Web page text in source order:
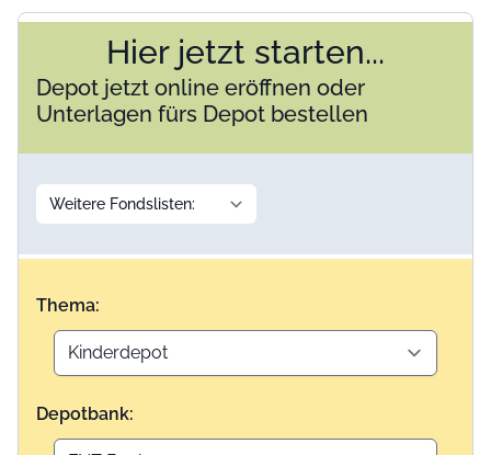
Hier jetzt starten...
Depot jetzt online eröffnen oder
Unterlagen fürs Depot bestellen
Thema:
Depotbank: